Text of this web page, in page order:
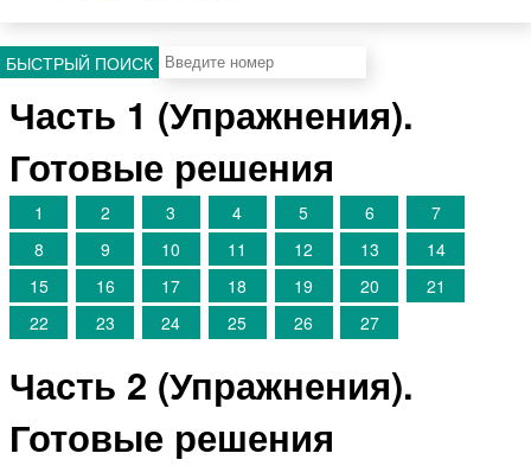
БЫСТРЫЙ ПОИСК
Часть 1 (Упражнения).
Готовые решения
1 2 3 4 5 6
7
8
9 10 11 12 13
14
15
16 17 18 19 20
21
22
23 24 25 26 27
Часть 2 (Упражнения).
Готовые решения